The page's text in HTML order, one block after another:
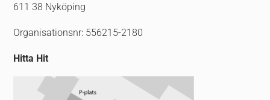
611 38 Nyköping
Organisationsnr: 556215-2180
Hitta Hit